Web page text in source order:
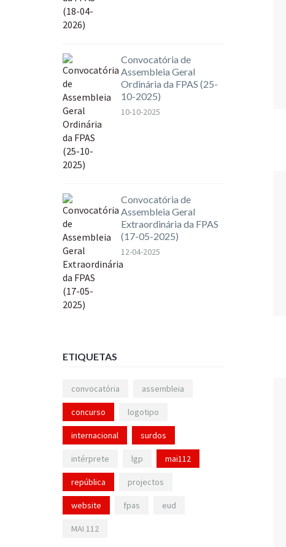
Convocatória de
Assembleia Geral
Ordinária da FPAS (25-
10-2025)
10-10-2025
Convocatória de
Assembleia Geral
Extraordinária da FPAS
(17-05-2025)
12-04-2025
ETIQUETAS
convocatória assembleia
concurso logotipo
internacional surdos
intérprete lgp mai112
república projectos
website fpas eud
MAI 112